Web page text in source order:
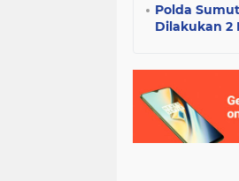
Polda
Dilakukan 2